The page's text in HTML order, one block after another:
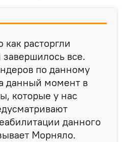
как расторгли
завершилось все.
по данному
данный момент в
которые у нас
данного
Морняло.